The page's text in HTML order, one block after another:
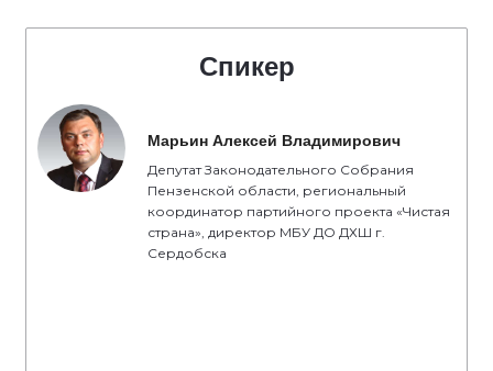
Спикер
Марьин Алексей Владимирович
Депутат Законодательного Собрания
Пензенской области, региональный
координатор партийного проекта «Чистая
страна», директор МБУ ДО ДХШ г.
Сердобска